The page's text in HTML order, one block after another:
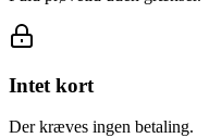
Intet kort
Der kræves ingen betaling.